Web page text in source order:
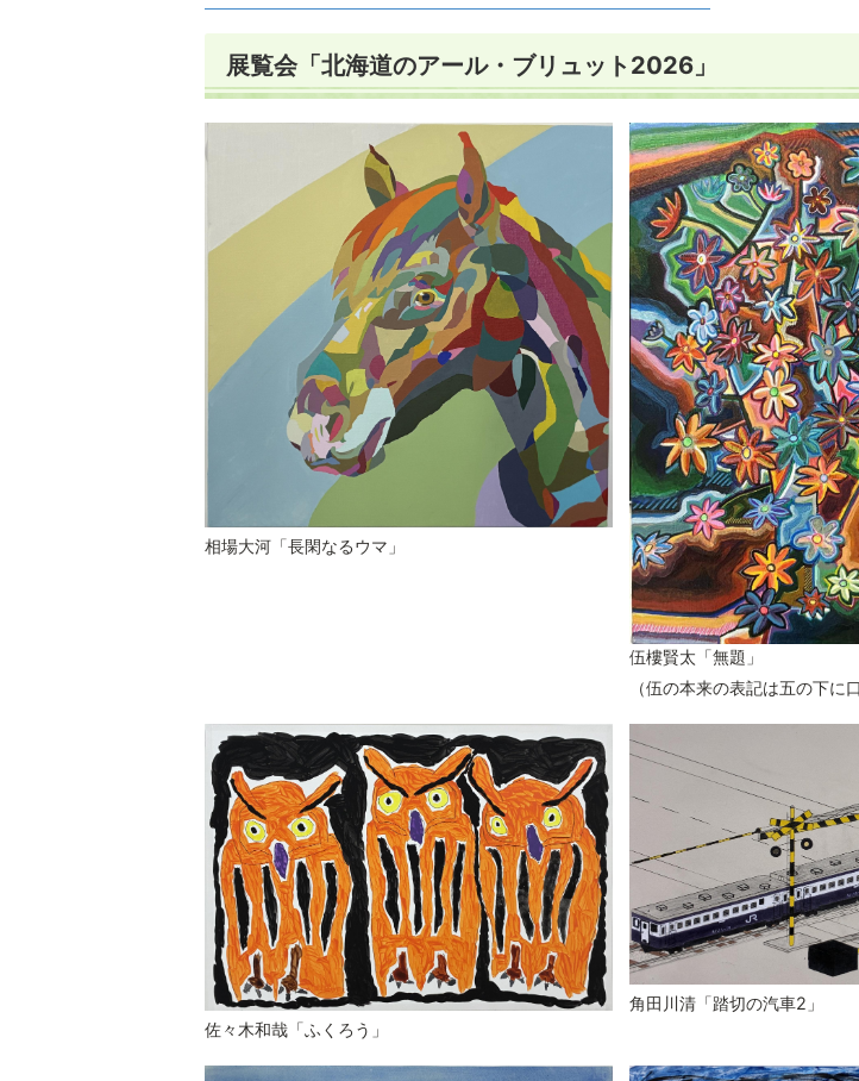
展覧会「北海道のアール・ブリュット2026」
相場大河「長閑なるウマ」
伍樓賢太「無題」
（伍の本来の表記は五の下に
佐々木和哉「ふくろう」
角田川清「踏切の汽車2」